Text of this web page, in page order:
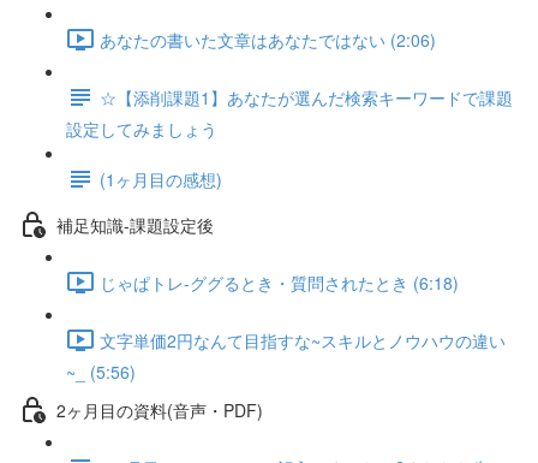
あなたの書いた文章はあなたではない (2:06)
☆【添削課題1】あなたが選んだ検索キーワードで課題
設定してみましょう
(1ヶ月目の感想)
補足知識-課題設定後
じゃぱトレ-ググるとき・質問されたとき (6:18)
文字単価2円なんて目指すな~スキルとノウハウの違い
~_ (5:56)
2ヶ月目の資料(音声・PDF)